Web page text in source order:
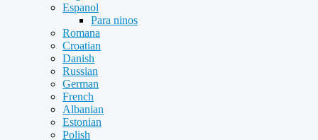
Espanol
Para ninos
Romana
Croatian
Danish
Russian
German
French
Albanian
Estonian
Polish